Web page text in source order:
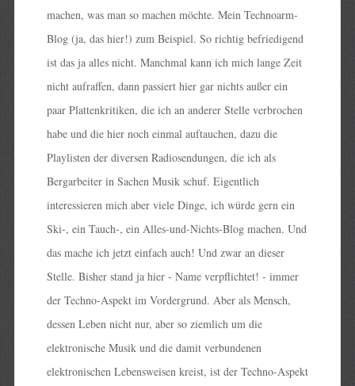
machen, was man so machen möchte. Mein Technoarm-
Blog (ja, das hier!) zum Beispiel. So richtig befriedigend
ist das ja alles nicht. Manchmal kann ich mich lange Zeit
nicht aufraffen, dann passiert hier gar nichts außer ein
paar Plattenkritiken, die ich an anderer Stelle verbrochen
habe und die hier noch einmal auftauchen, dazu die
Playlisten der diversen Radiosendungen, die ich als
Bergarbeiter in Sachen Musik schuf. Eigentlich
interessieren mich aber viele Dinge, ich würde gern ein
Ski-, ein Tauch-, ein Alles-und-Nichts-Blog machen. Und
das mache ich jetzt einfach auch! Und zwar an dieser
Stelle. Bisher stand ja hier - Name verpflichtet! - immer
der Techno-Aspekt im Vordergrund. Aber als Mensch,
dessen Leben nicht nur, aber so ziemlich um die
elektronische Musik und die damit verbundenen
elektronischen Lebensweisen kreist, ist der Techno-Aspekt